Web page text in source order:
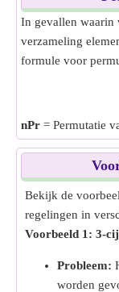
In gevallen waarin
verzameling
formule voor
nPr = Permutatie
Bekijk de
regelingen in
Voorbeeld 1: 3-
Probleem:
worden